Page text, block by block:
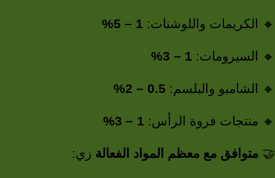
🔸 الكريمات واللوشنات: 1 – 5%
🔸 السيرومات: 1 – 3%
🔸 الشامبو والبلسم: 0.5 – 2%
🔸 منتجات فروة الرأس: 1 – 3%
🤝 متوافق مع معظم المواد الفعالة زي: